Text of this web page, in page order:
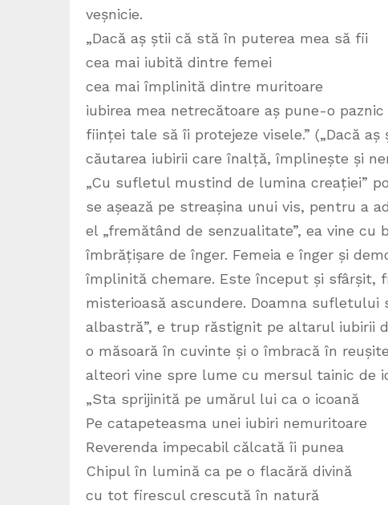
veșnicie.
„Dacă aș știi că stă în puterea mea să fii
cea mai iubită dintre femei
cea mai împlinită dintre muritoare
iubirea mea netrecătoare aș pune-o paznic
ființei tale să îi protejeze visele.” („Dacă
căutarea iubirii care înalță, împlinește și
„Cu sufletul mustind de lumina creației”
se așează pe streașina unui vis, pentru a
el „fremătând de senzualitate”, ea vine
îmbrățișare de înger. Femeia e înger și
împlinită chemare. Este început și sfârșit,
misterioasă ascundere. Doamna sufletului
albastră”, e trup răstignit pe altarul iubirii
o măsoară în cuvinte și o îmbracă în
alteori vine spre lume cu mersul tainic de
„Sta sprijinită pe umărul lui ca o icoană
Pe catapeteasma unei iubiri nemuritoare
Reverenda impecabil călcată îi punea
Chipul în lumină ca pe o flacără divină
cu tot firescul crescută în natură